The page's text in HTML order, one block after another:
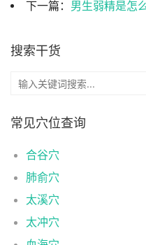
下一篇： 男生弱精是怎
搜索干货
常见穴位查询
合谷穴
肺俞穴
太溪穴
太冲穴